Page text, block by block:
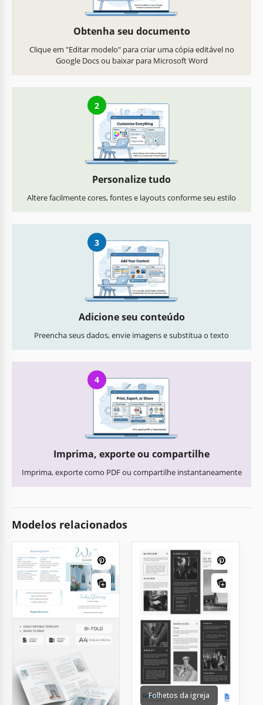
Obtenha seu documento
Clique em "Editar modelo" para criar uma cópia editável no
Google Docs ou baixar para Microsoft Word
2
Personalize tudo
Altere facilmente cores, fontes e layouts conforme seu estilo
3
Adicione seu conteúdo
Preencha seus dados, envie imagens e substitua o texto
4
Imprima, exporte ou compartilhe
Imprima, exporte como PDF ou compartilhe instantaneamente
Modelos relacionados
Folhetos da igreja